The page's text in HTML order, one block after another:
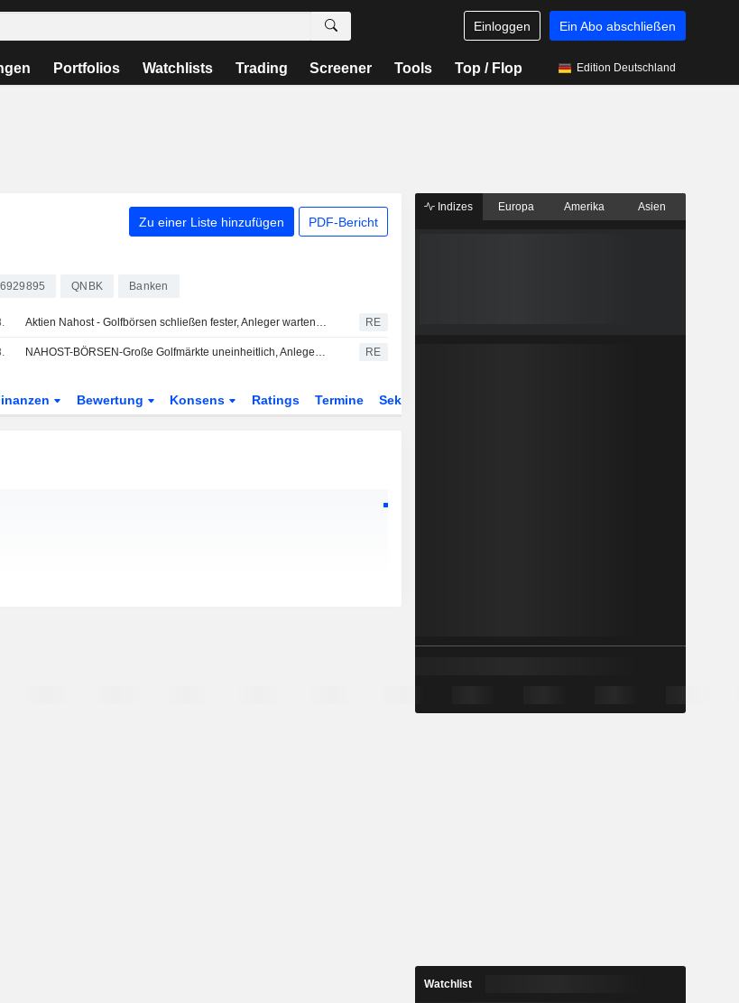
Einloggen Ein Abo abschließen
Portfolios Watchlists Trading Screener Tools Top / Flop Edition Deutschland
Zu einer Liste hinzufügen PDF-Bericht
QNBK Banken
Aktien Nahost - Golfbörsen schließen fester, Anleger warten auf Anzeichen für Fortschritte in US-Iran-Gesprächen RE
NAHOST-BÖRSEN-Große Golfmärkte uneinheitlich, Anleger warten auf Klarheit zu US-Iran-Gesprächen RE
Bewertung Konsens Ratings Termine Sektor
Indizes Europa Amerika Asien
Watchlist